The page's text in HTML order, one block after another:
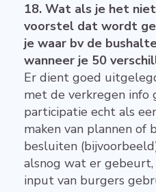
18. Wat als je het
voorstel dat wordt
je waar bv de
wanneer je 50
Er dient goed
met de verkregen info
participatie echt als
maken van plannen of
besluiten
alsnog wat er gebeurt,
input van burgers